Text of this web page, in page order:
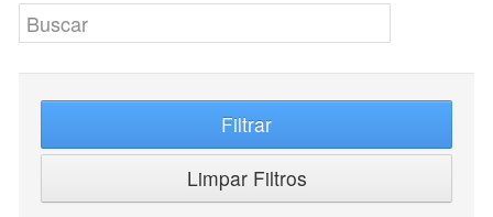
Filtrar
Limpar Filtros